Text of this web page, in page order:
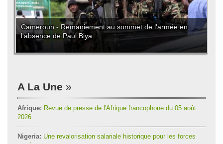
Cameroun - Remaniement au sommet de l'armée en
l'absence de Paul Biya
A La Une
Afrique: Revue de presse de l'Afrique francophone du 05 août
2026
Nigeria: Une revalorisation salariale historique pour les forces